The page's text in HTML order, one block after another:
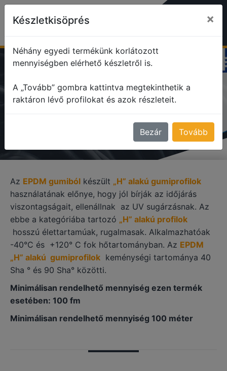
profile H alakú profilok EPDM gumiprofilok
Az EPDM gumiból készült „H” alakú gumiprofilok
használatának előnye, hogy jól bírják az időjárás
viszontagságait, ellenállnak az UV sugárzásnak. Az
ebbe a kategóriába tartozó „H” alakú profilok
hosszú élettartamúak, rugalmasak. Alkalmazhatóak
-40°C és +120° C fok hőtartományban. Az EPDM
„H” alakú gumiprofilok keménységi tartománya 40
Sha ° és 90 Sha° közötti.
Minimálisan rendelhető mennyiség ezen termék
esetében: 100 fm
Minimálisan rendelhető mennyiség 100 méter
Készletkisöprés ×
Néhány egyedi termékünk korlátozott
mennyiségben elérhető készletről is.
A „Tovább” gombra kattintva megtekinthetik a
raktáron lévő profilokat és azok részleteit.
Bezár Tovább